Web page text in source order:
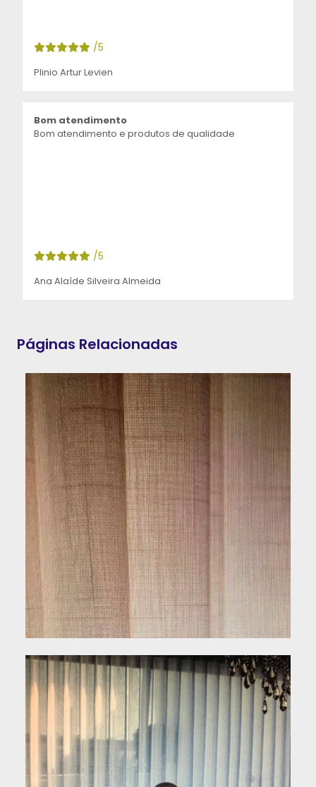
/5
Plinio Artur Levien
Bom atendimento
Bom atendimento e produtos de qualidade
/5
Ana Alaíde Silveira Almeida
Páginas Relacionadas